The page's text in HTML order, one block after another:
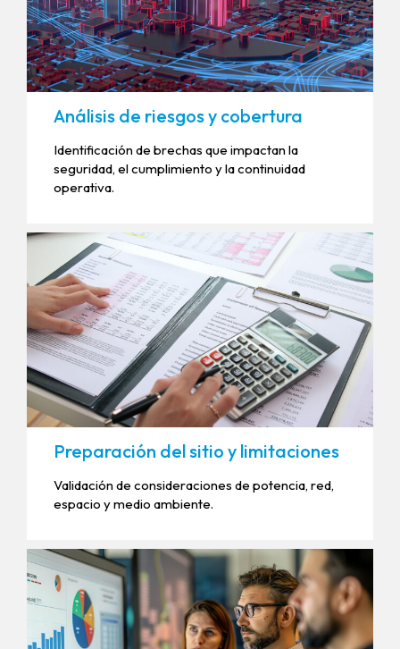
Análisis de riesgos y cobertura
Identificación de brechas que impactan la
seguridad, el cumplimiento y la continuidad
operativa.
Preparación del sitio y limitaciones
Validación de consideraciones de potencia, red,
espacio y medio ambiente.